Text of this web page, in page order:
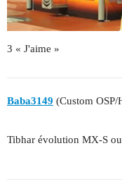
3 « J'aime »
Baba3149 (Custom OSP/
Tibhar évolution MX-S